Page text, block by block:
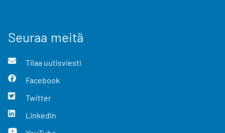
Seuraa meitä
Tilaa uutisviesti
Facebook
Twitter
LinkedIn